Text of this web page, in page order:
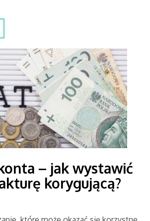
– jak wystawić
korygującą?